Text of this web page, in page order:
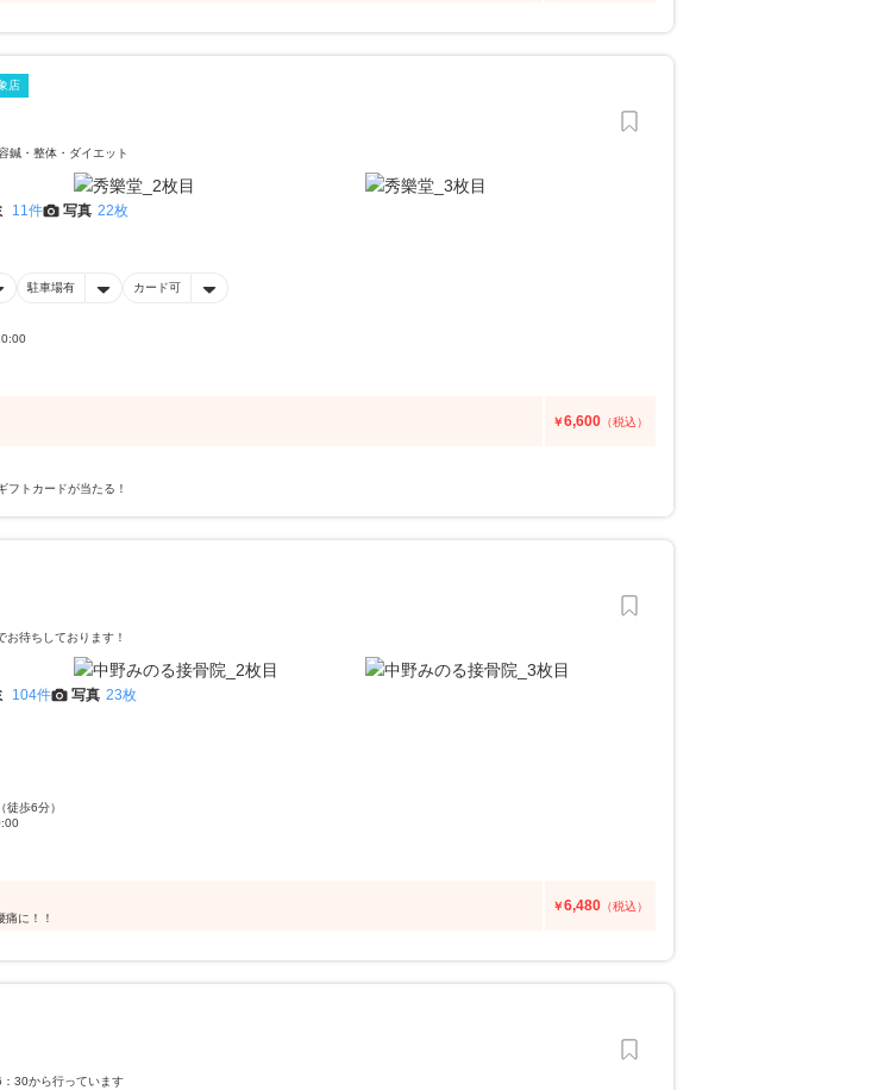
店
鍼・整体・ダイエット
11件 写真 22枚
駐車場有 カード可
￥6,600 （税込）
トカードが当たる！
待ちしております！
104件 写真 23枚
歩6分）
に！！
￥6,480 （税込）
30から行っています